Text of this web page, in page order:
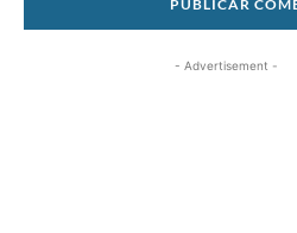
- Advertisement -